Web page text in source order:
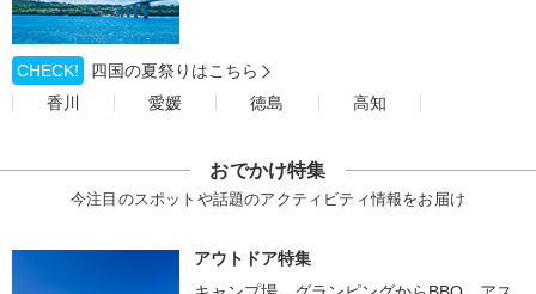
CHECK!
四国の夏祭りはこちら
香川
愛媛 徳島 高知
おでかけ特集
今注目のスポットや話題のアクティビティ情報をお届け
アウトドア特集